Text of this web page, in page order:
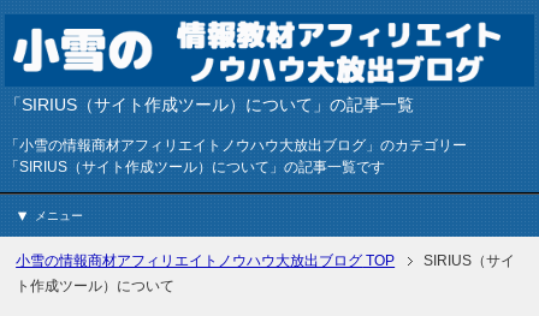
「SIRIUS（サイト作成ツール）について」の記事一覧
「小雪の情報商材アフィリエイトノウハウ大放出ブログ」のカテゴリー
「SIRIUS（サイト作成ツール）について」の記事一覧です
メニュー
小雪の情報商材アフィリエイトノウハウ大放出ブログ TOP
SIRIUS（サイ
ト作成ツール）について